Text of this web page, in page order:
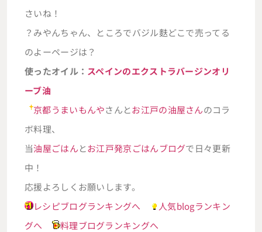
さいね！
？みやんちゃん、ところでバジル麩どこで売ってる
のよーページは？
使ったオイル： スペインのエクストラバージンオリ
ーブ油
京都うまいもんやさんとお江戸の油屋さんのコラ
ボ料理、
当油屋ごはんとお江戸発京ごはんブログで日々更新
中！
応援よろしくお願いします。
レシピブログランキングへ
人気blogランキン
グへ
料理ブログランキングへ